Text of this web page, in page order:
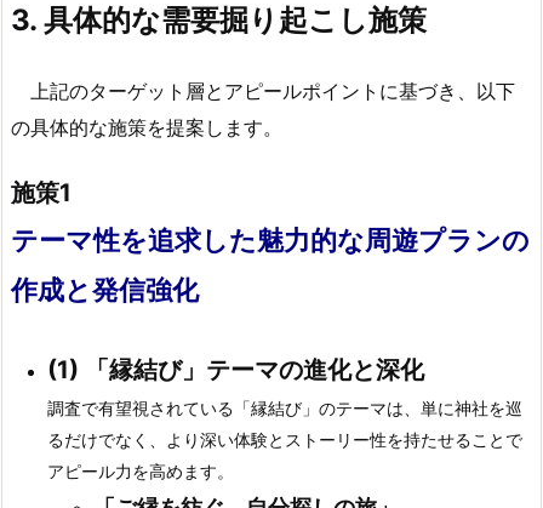
3. 具体的な需要掘り起こし施策
上記のターゲット層とアピールポイントに基づき、以下
の具体的な施策を提案します。
施策1
テーマ性を追求した魅力的な周遊プランの
作成と発信強化
(1) 「縁結び」テーマの進化と深化
調査で有望視されている「縁結び」のテーマは、単に神社を巡
るだけでなく、より深い体験とストーリー性を持たせることで
アピール力を高めます。